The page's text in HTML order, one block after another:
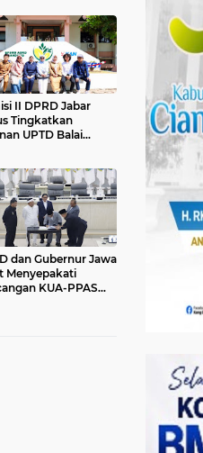
II DPRD Jabar
Tingkatkan
UPTD Balai
dan Gubernur Jawa
Menyepakati
KUA-PPAS